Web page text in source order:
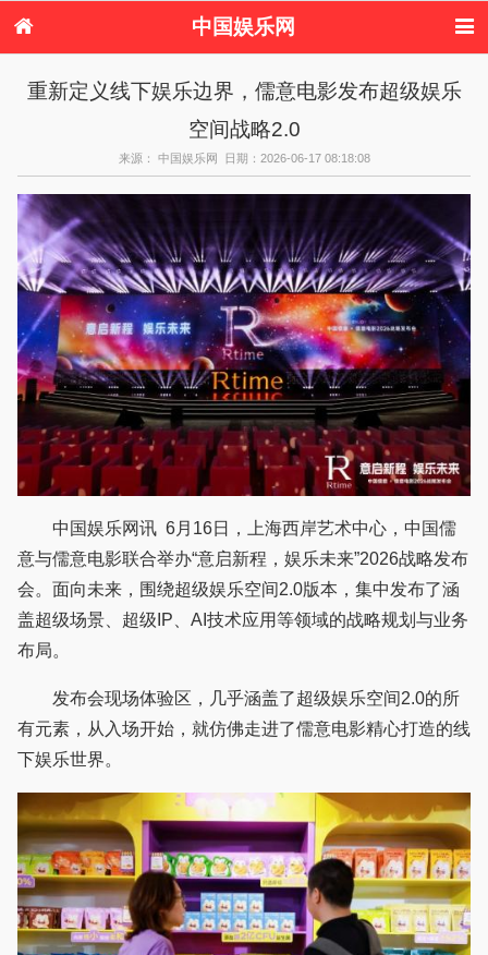
中国娱乐网
港台娱乐
日本娱乐 韩国娱乐
欧美娱乐
音乐新闻 影视新闻
港台明星八卦
日本韩国明星
欧美明星八卦
重新定义线下娱乐边界，儒意电影发布超级娱乐
空间战略2.0
来源： 中国娱乐网 日期：2026-06-17 08:18:08
中国娱乐网讯 6月16日，上海西岸艺术中心，中国儒
意与儒意电影联合举办“意启新程，娱乐未来”2026战略发布
会。面向未来，围绕超级娱乐空间2.0版本，集中发布了涵
盖超级场景、超级IP、AI技术应用等领域的战略规划与业务
布局。
发布会现场体验区，几乎涵盖了超级娱乐空间2.0的所
有元素，从入场开始，就仿佛走进了儒意电影精心打造的线
下娱乐世界。